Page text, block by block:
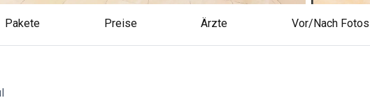
Pakete Preise Ärzte Vor/Nach Fotos